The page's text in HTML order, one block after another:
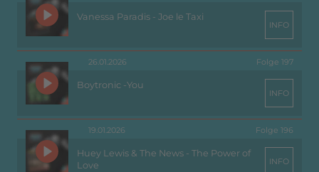
Vanessa Paradis - Joe le Taxi
INFO
26.01.2026 Folge 197
Boytronic -You
INFO
19.01.2026 Folge 196
Huey Lewis & The News - The Power of
Love
INFO